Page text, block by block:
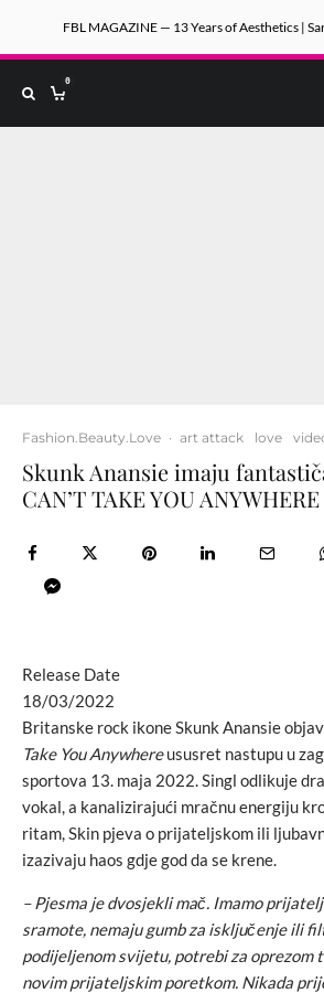
FBL MAGAZINE — 13 Years of Aesthetics |
0
Fashion.Beauty.Love · art attack love
Skunk Anansie imaju
CAN’T TAKE YOU ANYWHERE
Release Date
18/03/2022
Britanske rock ikone Skunk Anansie
Take You Anywhereususret nastupu u
sportova 13. maja 2022. Singl odlikuje
vokal, a kanalizirajući mračnu energiju
ritam, Skin pjeva o prijateljskom ili
izazivaju haos gdje god da se krene.
– Pjesma je dvosjekli mač. Imamo
sramote, nemaju gumb za isključenje ili
podijeljenom svijetu, potrebi za oprezom
novim prijateljskim poretkom. Nikada